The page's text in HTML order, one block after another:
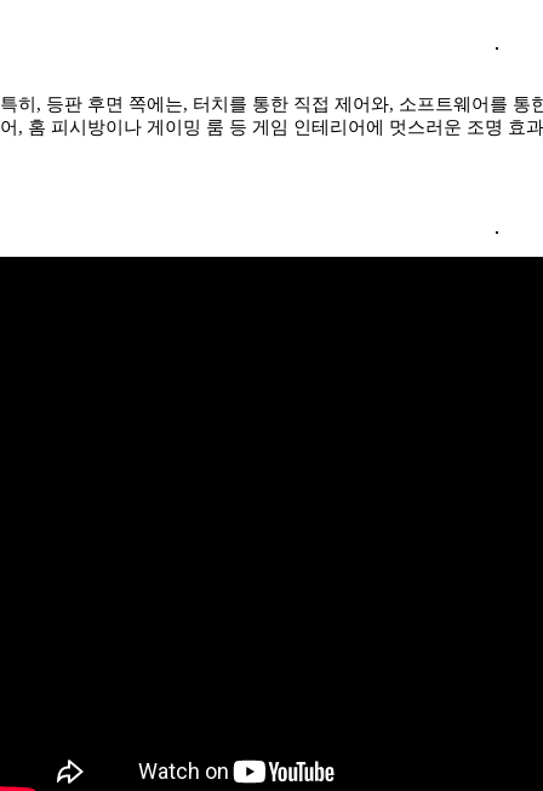
특히, 등판 후면 쪽에는, 터치를 통한 직접 제어와, 소프트웨어를
어, 홈 피시방이나 게이밍 룸 등 게임 인테리어에 멋스러운 조명 효